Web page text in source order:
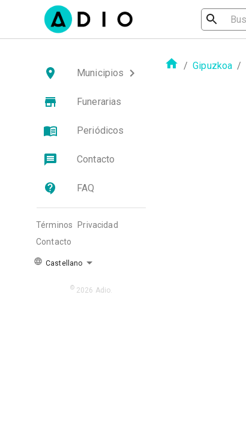
Municipios
Funerarias
Periódicos
Contacto
FAQ
Términos
Privacidad
Contacto
Castellano
© 2026 Adio.
/ Gipuzkoa /